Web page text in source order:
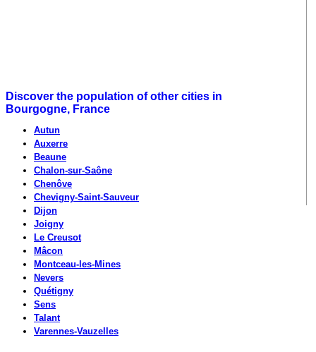
Discover the population of other cities in
Bourgogne, France
Autun
Auxerre
Beaune
Chalon-sur-Saône
Chenôve
Chevigny-Saint-Sauveur
Dijon
Joigny
Le Creusot
Mâcon
Montceau-les-Mines
Nevers
Quétigny
Sens
Talant
Varennes-Vauzelles